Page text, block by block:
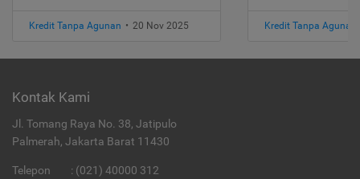
Kredit Tanpa Agunan • 20 Nov 2025 Kredit Tanpa Agunan
Kontak Kami
Jl. Tomang Raya No. 38, Jatipulo
Palmerah, Jakarta Barat 11430
Telepon : (021) 40000 312